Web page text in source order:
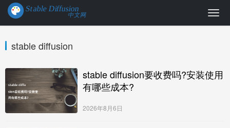
stable diffusion
stable diffusion要收费吗?安装使用
有哪些成本?
2026年8月6日